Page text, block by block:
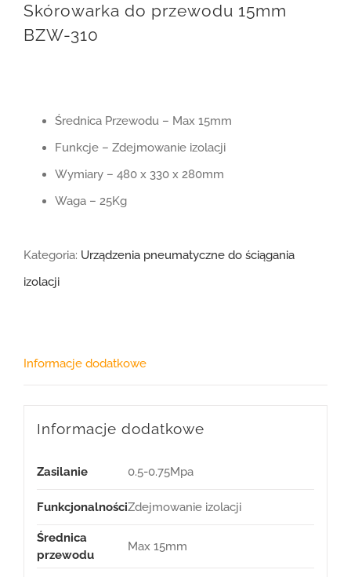
Skórowarka do przewodu 15mm
BZW-310
Średnica Przewodu – Max 15mm
Funkcje – Zdejmowanie izolacji
Wymiary – 480 x 330 x 280mm
Waga – 25Kg
Kategoria: Urządzenia pneumatyczne do ściągania
izolacji
Informacje dodatkowe
Informacje dodatkowe
Zasilanie 0.5-0.75Mpa
FunkcjonalnościZdejmowanie izolacji
Średnica
przewodu
Max 15mm